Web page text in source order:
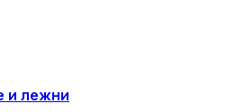
и лежни